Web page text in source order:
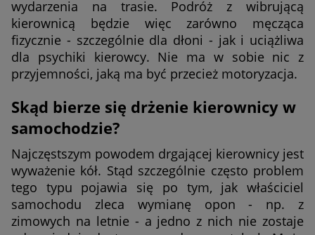
wydarzenia na trasie. Podróż z wibrującą
kierownicą będzie więc zarówno męcząca
fizycznie - szczególnie dla dłoni - jak i uciążliwa
dla psychiki kierowcy. Nie ma w sobie nic z
przyjemności, jaką ma być przecież motoryzacja.
Skąd bierze się drżenie kierownicy w
samochodzie?
Najczęstszym powodem drgającej kierownicy jest
wyważenie kół. Stąd szczególnie często problem
tego typu pojawia się po tym, jak właściciel
samochodu zleca wymianę opon - np. z
zimowych na letnie - a jedno z nich nie zostaje